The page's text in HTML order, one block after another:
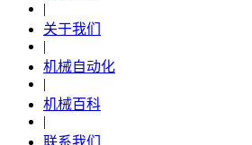
|
关于我们
|
机械自动化
|
机械百科
|
联系我们